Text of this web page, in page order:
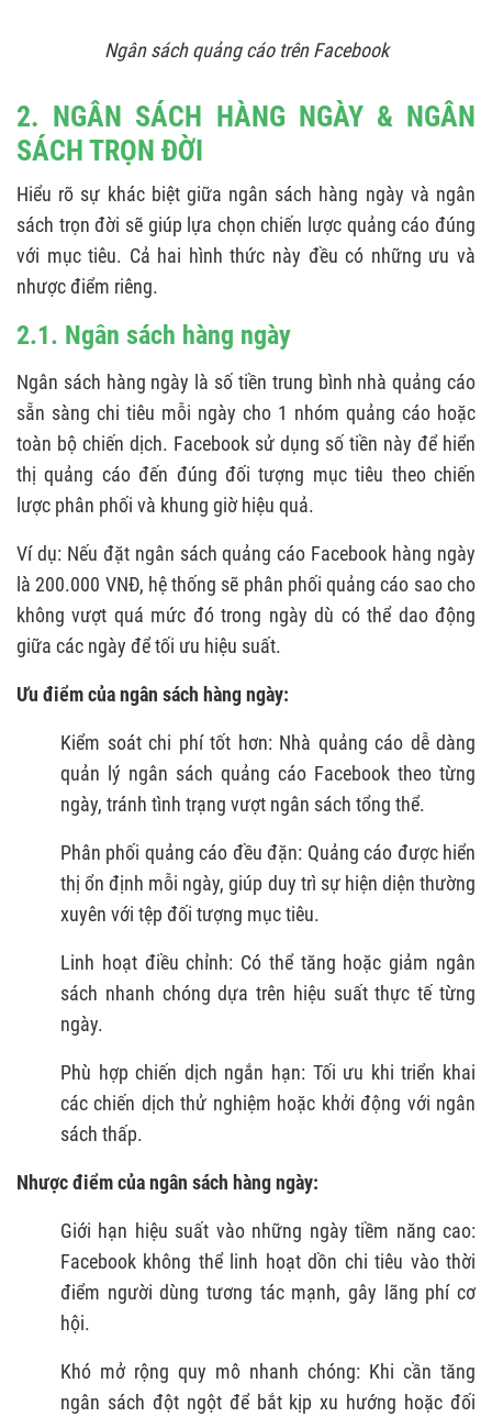
Ngân sách quảng cáo trên Facebook
2. NGÂN SÁCH HÀNG NGÀY & NGÂN
SÁCH TRỌN ĐỜI
Hiểu rõ sự khác biệt giữa ngân sách hàng ngày và ngân
sách trọn đời sẽ giúp lựa chọn chiến lược quảng cáo đúng
với mục tiêu. Cả hai hình thức này đều có những ưu và
nhược điểm riêng.
2.1. Ngân sách hàng ngày
Ngân sách hàng ngày là số tiền trung bình nhà quảng cáo
sẵn sàng chi tiêu mỗi ngày cho 1 nhóm quảng cáo hoặc
toàn bộ chiến dịch. Facebook sử dụng số tiền này để hiển
thị quảng cáo đến đúng đối tượng mục tiêu theo chiến
lược phân phối và khung giờ hiệu quả.
Ví dụ: Nếu đặt ngân sách quảng cáo Facebook hàng ngày
là 200.000 VNĐ, hệ thống sẽ phân phối quảng cáo sao cho
không vượt quá mức đó trong ngày dù có thể dao động
giữa các ngày để tối ưu hiệu suất.
Ưu điểm của ngân sách hàng ngày:
Kiểm soát chi phí tốt hơn: Nhà quảng cáo dễ dàng
quản lý ngân sách quảng cáo Facebook theo từng
ngày, tránh tình trạng vượt ngân sách tổng thể.
Phân phối quảng cáo đều đặn: Quảng cáo được hiển
thị ổn định mỗi ngày, giúp duy trì sự hiện diện thường
xuyên với tệp đối tượng mục tiêu.
Linh hoạt điều chỉnh: Có thể tăng hoặc giảm ngân
sách nhanh chóng dựa trên hiệu suất thực tế từng
ngày.
Phù hợp chiến dịch ngắn hạn: Tối ưu khi triển khai
các chiến dịch thử nghiệm hoặc khởi động với ngân
sách thấp.
Nhược điểm của ngân sách hàng ngày:
Giới hạn hiệu suất vào những ngày tiềm năng cao:
Facebook không thể linh hoạt dồn chi tiêu vào thời
điểm người dùng tương tác mạnh, gây lãng phí cơ
hội.
Khó mở rộng quy mô nhanh chóng: Khi cần tăng
ngân sách đột ngột để bắt kịp xu hướng hoặc đối